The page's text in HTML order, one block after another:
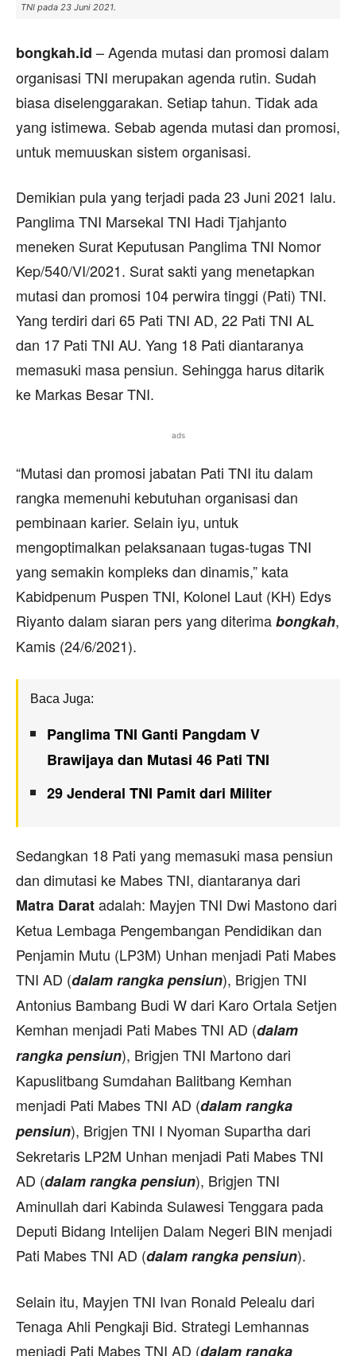
TNI pada 23 Juni 2021.
bongkah.id – Agenda mutasi dan promosi dalam
organisasi TNI merupakan agenda rutin. Sudah
biasa diselenggarakan. Setiap tahun. Tidak ada
yang istimewa. Sebab agenda mutasi dan promosi,
untuk memuuskan sistem organisasi.
Demikian pula yang terjadi pada 23 Juni 2021 lalu.
Panglima TNI Marsekal TNI Hadi Tjahjanto
meneken Surat Keputusan Panglima TNI Nomor
Kep/540/VI/2021. Surat sakti yang menetapkan
mutasi dan promosi 104 perwira tinggi (Pati) TNI.
Yang terdiri dari 65 Pati TNI AD, 22 Pati TNI AL
dan 17 Pati TNI AU. Yang 18 Pati diantaranya
memasuki masa pensiun. Sehingga harus ditarik
ke Markas Besar TNI.
ads
“Mutasi dan promosi jabatan Pati TNI itu dalam
rangka memenuhi kebutuhan organisasi dan
pembinaan karier. Selain iyu, untuk
mengoptimalkan pelaksanaan tugas-tugas TNI
yang semakin kompleks dan dinamis,” kata
Kabidpenum Puspen TNI, Kolonel Laut (KH) Edys
Riyanto dalam siaran pers yang diterimabongkah,
Kamis (24/6/2021).
Baca Juga:
Panglima TNI Ganti Pangdam V
Brawijaya dan Mutasi 46 Pati TNI
29 Jenderal TNI Pamit dari Militer
Sedangkan 18 Pati yang memasuki masa pensiun
dan dimutasi ke Mabes TNI, diantaranya dari
Matra Daratadalah: Mayjen TNI Dwi Mastono dari
Ketua Lembaga Pengembangan Pendidikan dan
Penjamin Mutu (LP3M) Unhan menjadi Pati Mabes
TNI AD (dalam rangka pensiun), Brigjen TNI
Antonius Bambang Budi W dari Karo Ortala Setjen
Kemhan menjadi Pati Mabes TNI AD (dalam
rangka pensiun), Brigjen TNI Martono dari
Kapuslitbang Sumdahan Balitbang Kemhan
menjadi Pati Mabes TNI AD (dalam rangka
pensiun), Brigjen TNI I Nyoman Supartha dari
Sekretaris LP2M Unhan menjadi Pati Mabes TNI
AD (dalam rangka pensiun), Brigjen TNI
Aminullah dari Kabinda Sulawesi Tenggara pada
Deputi Bidang Intelijen Dalam Negeri BIN menjadi
Pati Mabes TNI AD (dalam rangka pensiun).
Selain itu, Mayjen TNI Ivan Ronald Pelealu dari
Tenaga Ahli Pengkaji Bid. Strategi Lemhannas
menjadi Pati Mabes TNI AD (dalam rangka